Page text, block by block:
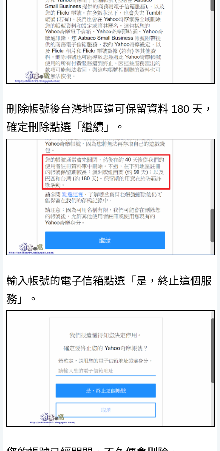
刪除帳號後台灣地區還可保留資料 180 天，
確定刪除點選「繼續」。
輸入帳號的電子信箱點選「是，終止這個服
務」。